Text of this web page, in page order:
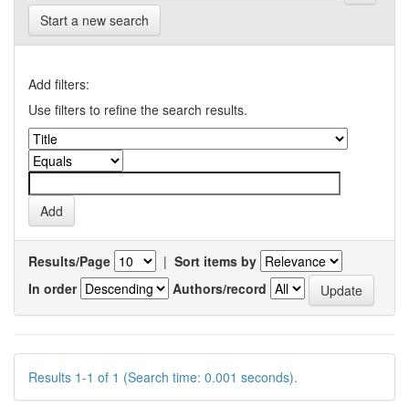
Start a new search
Add filters:
Use filters to refine the search results.
Results/Page | Sort items by
In order
Authors/record
Results 1-1 of 1 (Search time: 0.001 seconds).